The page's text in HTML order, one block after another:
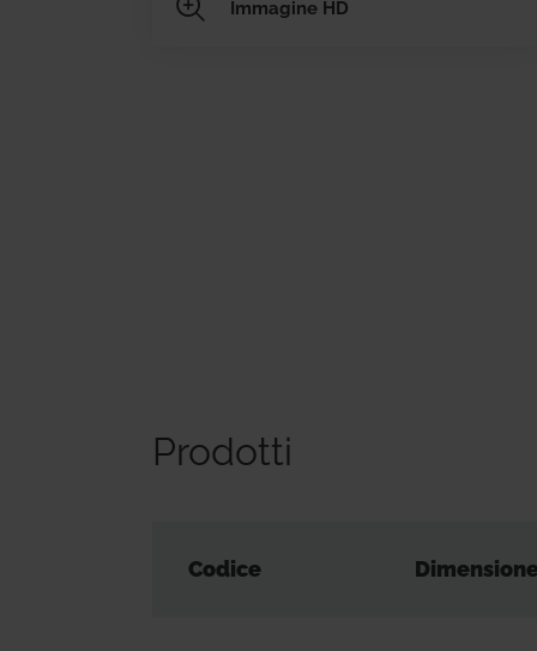
Immagine HD
Prodotti
Codice